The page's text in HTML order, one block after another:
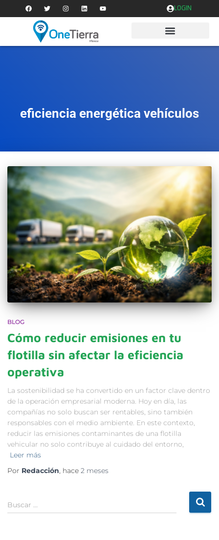
LOGIN
eficiencia energética vehículos
BLOG
Cómo reducir emisiones en tu
flotilla sin afectar la eficiencia
operativa
La sostenibilidad se ha convertido en un factor clave dentro
de la operación empresarial moderna. Hoy en día, las
compañías no solo buscan ser rentables, sino también
responsables con el medio ambiente. En este contexto,
reducir las emisiones contaminantes de una flotilla
vehicular no solo contribuye al cuidado del entorno,
Leer más
Por Redacción, hace 2 meses
Buscar …